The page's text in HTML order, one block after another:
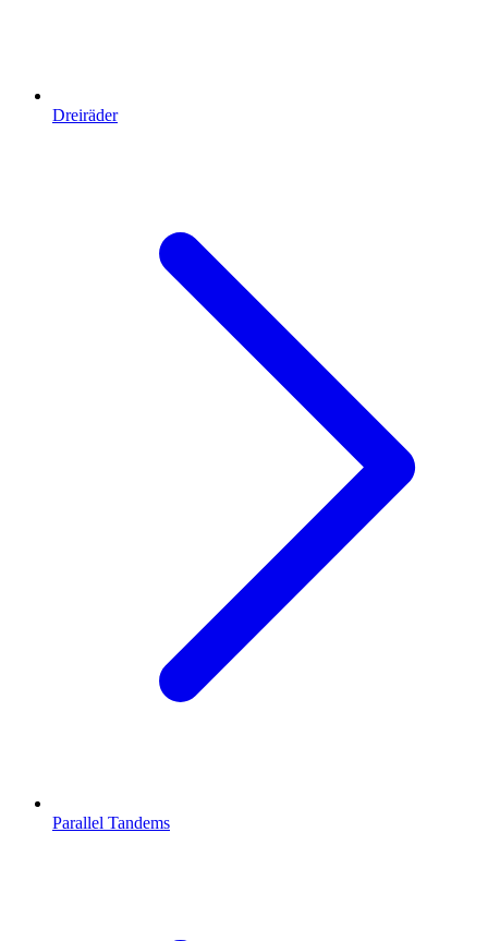
Dreiräder
Parallel Tandems